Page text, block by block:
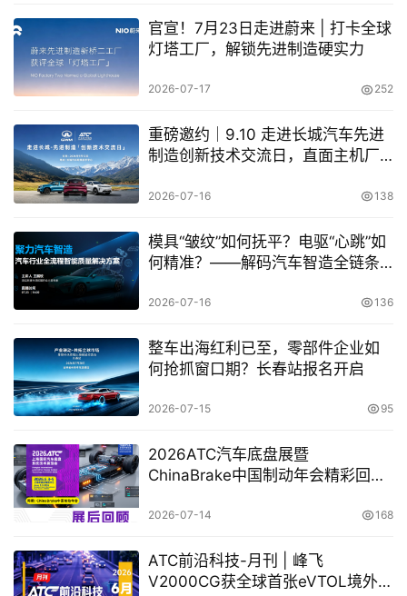
官宣！7月23日走进蔚来 | 打卡全球
灯塔工厂，解锁先进制造硬实力
2026-07-17 252
重磅邀约｜9.10 走进长城汽车先进
制造创新技术交流日，直面主机厂
2026-07-16 138
模具“皱纹”如何抚平？电驱“心跳”如
何精准？——解码汽车智造全链条
2026-07-16 136
整车出海红利已至，零部件企业如
何抢抓窗口期？长春站报名开启
2026-07-15 95
2026ATC汽车底盘展暨
ChinaBrake中国制动年会精彩回顾
程！
2026-07-14 168
ATC前沿科技-月刊 | 峰飞
V2000CG获全球首张eVTOL境外适